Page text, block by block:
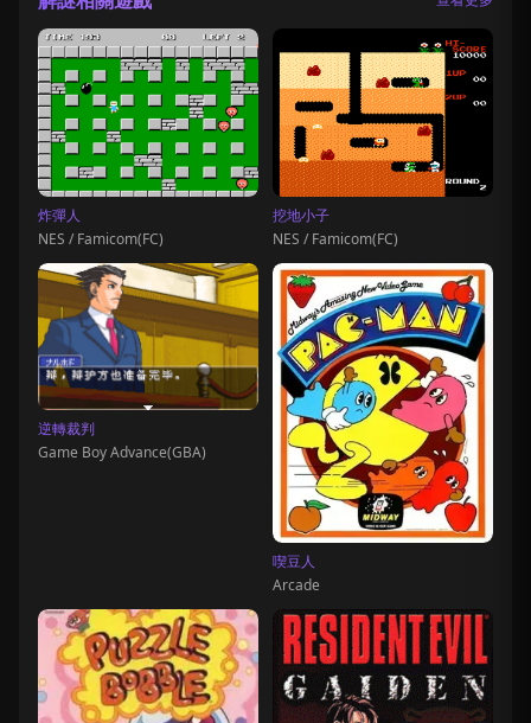
炸彈人
NES / Famicom(FC)
挖地小子
NES / Famicom(FC)
逆轉裁判
Game Boy Advance(GBA)
喫豆人
Arcade